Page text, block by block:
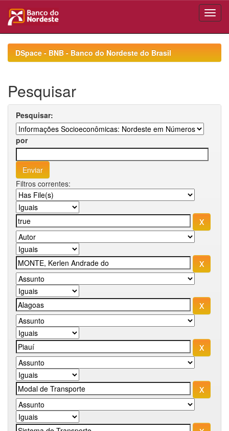
navigationDSpace - BNB - Banco do Nordeste do Brasil
Pesquisar
Pesquisar:
por
Filtros correntes: